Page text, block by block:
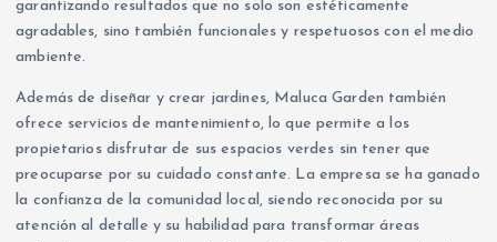
garantizando resultados que no solo son estéticamente
agradables, sino también funcionales y respetuosos con el medio
ambiente.
Además de diseñar y crear jardines, Maluca Garden también
ofrece servicios de mantenimiento, lo que permite a los
propietarios disfrutar de sus espacios verdes sin tener que
preocuparse por su cuidado constante. La empresa se ha ganado
la confianza de la comunidad local, siendo reconocida por su
atención al detalle y su habilidad para transformar áreas